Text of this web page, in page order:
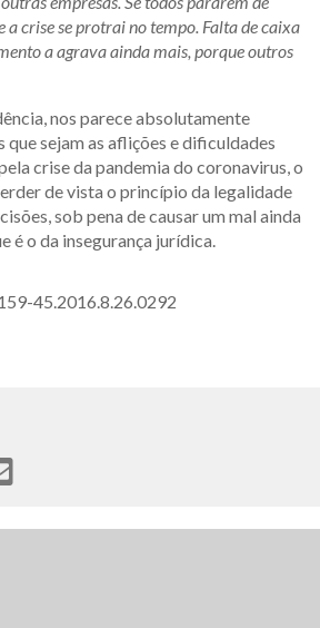
a crise se protrai no tempo. Falta de caixa
a agrava ainda mais, porque outros
nos parece absolutamente
que sejam as aflições e dificuldades
crise da pandemia do coronavirus, o
de vista o princípio da legalidade
sob pena de causar um mal ainda
é o da insegurança jurídica.
45.2016.8.26.0292